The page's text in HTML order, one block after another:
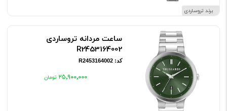
برند تروساردی
ساعت مردانه تروساردی
R2453164002
کد: R2453164002
۲۵٬۹۰۰٬۰۰۰